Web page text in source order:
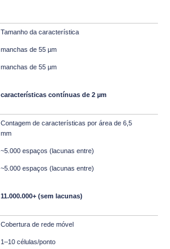
Tamanho da característica
manchas de 55 µm
manchas de 55 µm
características contínuas de 2 µm
Contagem de características por área de 6,5
mm
~5.000 espaços (lacunas entre)
~5.000 espaços (lacunas entre)
11.000.000+ (sem lacunas)
Cobertura de rede móvel
1–10 células/ponto